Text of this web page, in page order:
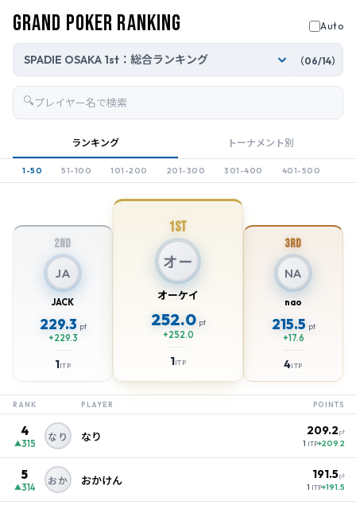
Grand Poker Ranking Auto
（06/14）
🔍
ランキング トーナメント別
1-50 51-100 101-200 201-300 301-400 401-500
2nd
JA
JACK
229.3 pt
+229.3
1ITP
1st
オー
オーケイ
252.0 pt
+252.0
1ITP
3rd
NA
nao
215.5 pt
+17.6
4ITP
RANK PLAYER POINTS
4
▲315
なり なり 209.2pt
1 ITP+209.2
5
▲314
おか おかけん 191.5pt
1 ITP+191.5